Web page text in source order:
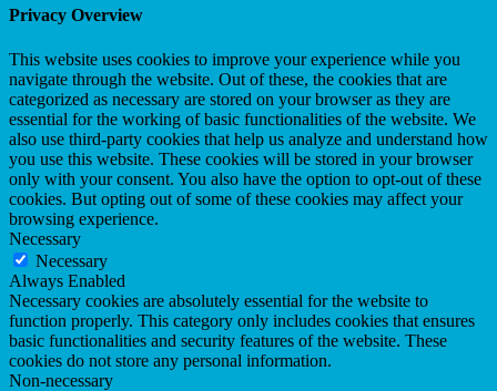
Privacy Overview
This website uses cookies to improve your experience while you
navigate through the website. Out of these, the cookies that are
categorized as necessary are stored on your browser as they are
essential for the working of basic functionalities of the website. We
also use third-party cookies that help us analyze and understand how
you use this website. These cookies will be stored in your browser
only with your consent. You also have the option to opt-out of these
cookies. But opting out of some of these cookies may affect your
browsing experience.
Necessary
Necessary
Always Enabled
Necessary cookies are absolutely essential for the website to
function properly. This category only includes cookies that ensures
basic functionalities and security features of the website. These
cookies do not store any personal information.
Non-necessary